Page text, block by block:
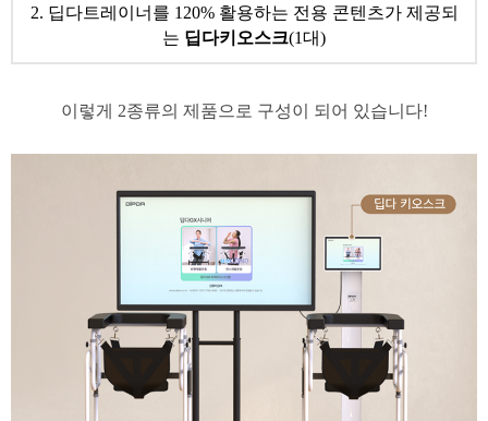
2. 딥다트레이너를 120% 활용하는 전용 콘텐츠가 제공되
는 딥다키오스크(1대)
​이렇게 2종류의 제품으로 구성이 되어 있습니다!